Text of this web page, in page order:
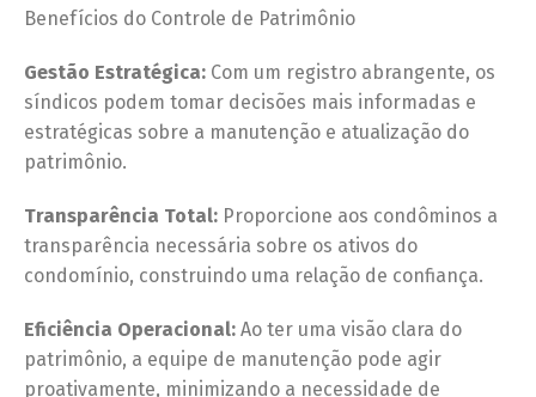
Benefícios do Controle de Patrimônio
Gestão Estratégica: Com um registro abrangente, os
síndicos podem tomar decisões mais informadas e
estratégicas sobre a manutenção e atualização do
patrimônio.
Transparência Total: Proporcione aos condôminos a
transparência necessária sobre os ativos do
condomínio, construindo uma relação de confiança.
Eficiência Operacional: Ao ter uma visão clara do
patrimônio, a equipe de manutenção pode agir
proativamente, minimizando a necessidade de